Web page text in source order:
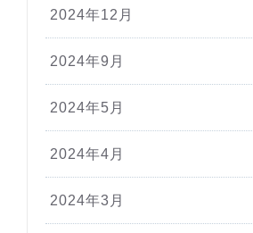
2024年12月
2024年9月
2024年5月
2024年4月
2024年3月